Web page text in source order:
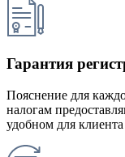
Гарантия
Пояснение для
налогам
удобном для